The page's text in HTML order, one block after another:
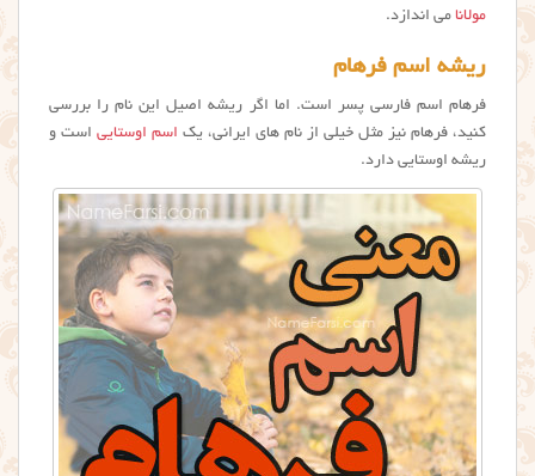
مولانا می اندازد.
ریشه اسم فرهام
فرهام اسم فارسی پسر است. اما اگر ریشه اصیل این نام را بررسی
کنید، فرهام نیز مثل خیلی از نام های ایرانی، یک اسم اوستایی است و
ریشه اوستایی دارد.